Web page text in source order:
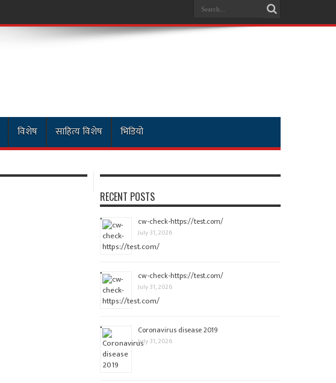
विशेष साहित्य विशेष भिडियो
RECENT POSTS
cw-check-https://test.com/
July 31, 2026
cw-check-https://test.com/
July 31, 2026
Coronavirus disease 2019
July 31, 2026